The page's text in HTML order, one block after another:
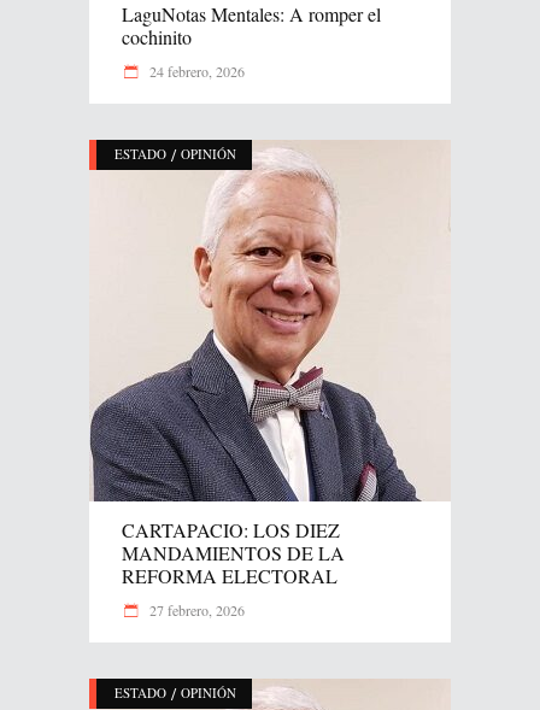
LaguNotas Mentales: A romper el
cochinito
24 febrero, 2026
ESTADO / OPINIÓN
CARTAPACIO: LOS DIEZ
MANDAMIENTOS DE LA
REFORMA ELECTORAL
27 febrero, 2026
ESTADO / OPINIÓN